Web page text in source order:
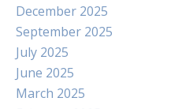
December 2025
September 2025
July 2025
June 2025
March 2025